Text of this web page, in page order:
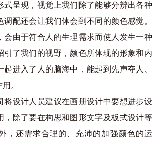
式呈现，视觉上我们除了能够分辨出各种
调配还会让我们体会到不同的颜色感觉。
会由于符合人的生理需求而使人发生一种
引了我们的视野，颜色所体现的形象和内
进入了人的脑海中，能起到先声夺人、
。
将设计人员建议在画册设计中要想进步设
，除了要在构思和图形文字及板式设计等
，还需求合理的、充沛的加强颜色的运